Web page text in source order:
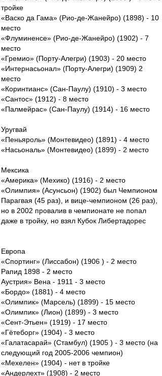
тройке
«Васко да Гама» (Рио-де-Жанейро) (1898) - 10
место
«Флуминенсе» (Рио-де-Жанейро) (1902) - 7
место
«Гремио» (Порту-Алегри) (1903) - 20 место
«Интернасьонал» (Порту-Алегри) (1909) 2
место
«Коринтианс» (Сан-Паулу) (1910) - 3 место
«Сантос» (1912) - 8 место
«Палмейрас» (Сан-Паулу) (1914) - 16 место
Уругвай
«Пеньяроль» (Монтевидео) (1891) - 4 место
«Насьональ» (Монтевидео) (1899) - 2 место
Мексика
«Америка» (Мехико) (1916) - 2 место
«Олимпия» (Асунсьон) (1902) был Чемпионом
Парагвая (45 раз), и вице-чемпионом (26 раз),
но в 2002 провалив в чемпионате не попал
даже в тройку, но взял Кубок Либертадорес
Европа
«Спортинг» (Лиссабон) (1906 ) - 2 место
Рапид 1898 - 2 место
Аустрия» Вена - 1911 - 3 место
«Бордо» (1881) - 4 место
«Олимпик» (Марсель) (1899) - 15 место
«Олимпик» (Лион) (1899) - 3 место
«Сент-Этьен» (1919) - 17 место
«Гётеборг» (1904) - 3 место
«Галатасарай» (Стамбул) (1905 ) - 3 место (на
следующий год 2005-2006 чемпион)
«Мехелен» (1904) - нет в тройке
«Андерлехт» (1908) - 2 место